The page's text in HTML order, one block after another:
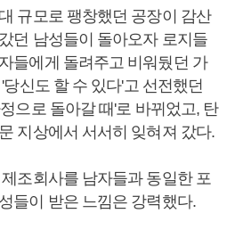
규모로 팽창했던 공장이 감산
던 남성들이 돌아오자 로지들
들에게 돌려주고 비워뒀던 가
신도 할 수 있다'고 선전했던
으로 돌아갈 때'로 바뀌었고, 탄
지상에서 서서히 잊혀져 갔다.
조회사를 남자들과 동일한 포
들이 받은 느낌은 강력했다.